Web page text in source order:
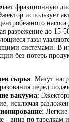
фракционную
использует
насоса
разрежение до 15-
газы
системами. В
без потерь
сырья: Мазут
перед
вакуума:
исключая
:
- вниз по тарелкам